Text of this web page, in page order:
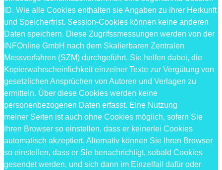
ID. Wie alle Cookies enthalten sie Angaben zu ihrer Herkunft
und Speicherfrist. Session-Cookies können keine anderen
Daten speichern. Diese Zugrifssmessungen werden von der
INFOnline GmbH nach dem Skalierbaren Zentralen
Messverfahren (SZM) durchgeführt. Sie helfen dabei, die
Kopierwahrscheinlichkeit einzelner Texte zur Vergütung von
gesetzlichen Ansprüchen von Autoren und Verlagen zu
ermitteln. Über diese Cookies werden keine
personenbezogenen Daten erfasst. Eine Nutzung
meiner Seiten ist auch ohne Cookies möglich, sofern Sie
Ihren Browser so einstellen, dass er keinerlei Cookies
automatisch akzeptiert. Alternativ können Sie Ihren Browser
so einstellen, dass er Sie benachrichtigt, sobald Cookies
gesendet werden, und sich dann im Einzelfall dafür oder